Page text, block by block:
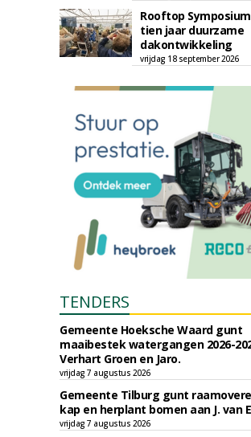
Rooftop
tien jaar duurzame
dakontwikkeling
vrijdag 18 september 2026
TENDERS
Gemeente Hoeksche Waard gunt
maaibestek watergangen 2026-
Verhart Groen en Jaro.
vrijdag 7 augustus 2026
Gemeente Tilburg gunt
kap en herplant bomen aan J. van
vrijdag 7 augustus 2026